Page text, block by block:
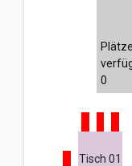
Plätze
0
Tisch 01